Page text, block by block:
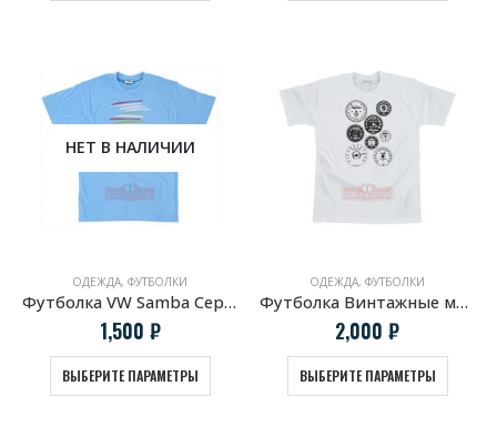
НЕТ В НАЛИЧИИ
ОДЕЖДА, ФУТБОЛКИ
Футболка VW Samba Серфинг
1,500 ₽
ВЫБЕРИТЕ ПАРАМЕТРЫ
ОДЕЖДА, ФУТБОЛКИ
Футболка Винтажные мото приборы
2,000 ₽
ВЫБЕРИТЕ ПАРАМЕТРЫ